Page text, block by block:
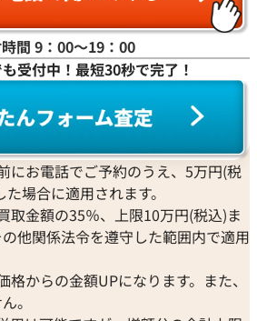
間 9：00〜19：00
受付中！最短30秒で完了！
にお電話でご予約のうえ、5万円(税
場合に適用されます。
取金額の35％、上限10万円(税込)ま
他関係法令を遵守した範囲内で適用
からの金額UPになります。また、
。